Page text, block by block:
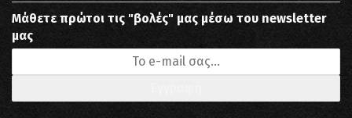
Μάθετε πρώτοι τις "βολές" μας μέσω του newsletter
μας